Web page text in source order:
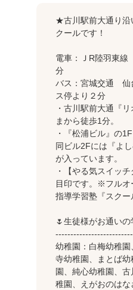
★古川駅前大通り沿
クールです！
電車：ＪR陸羽東
分
バス：宮城交通
ス停より２分
・古川駅前大通『
まから徒歩1分。
・『松浦ビル』の
同ビル2Fには『よ
が入っています。
・【やる気スイッ
目印です。※フルオ
指導学習塾『スクー
🌷生徒様がお通いの
幼稚園：白梅幼稚
寺幼稚園、まとば
園、純心幼稚園、
稚園、えがおのは